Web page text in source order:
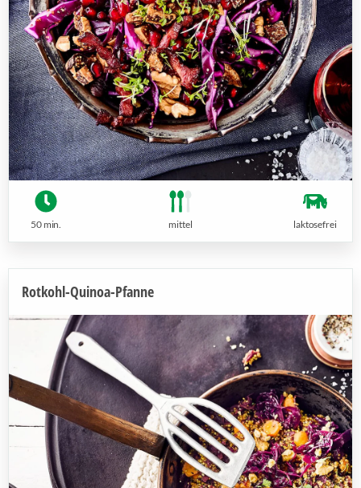
50 min. mittel laktosefrei
Rotkohl-Quinoa-Pfanne